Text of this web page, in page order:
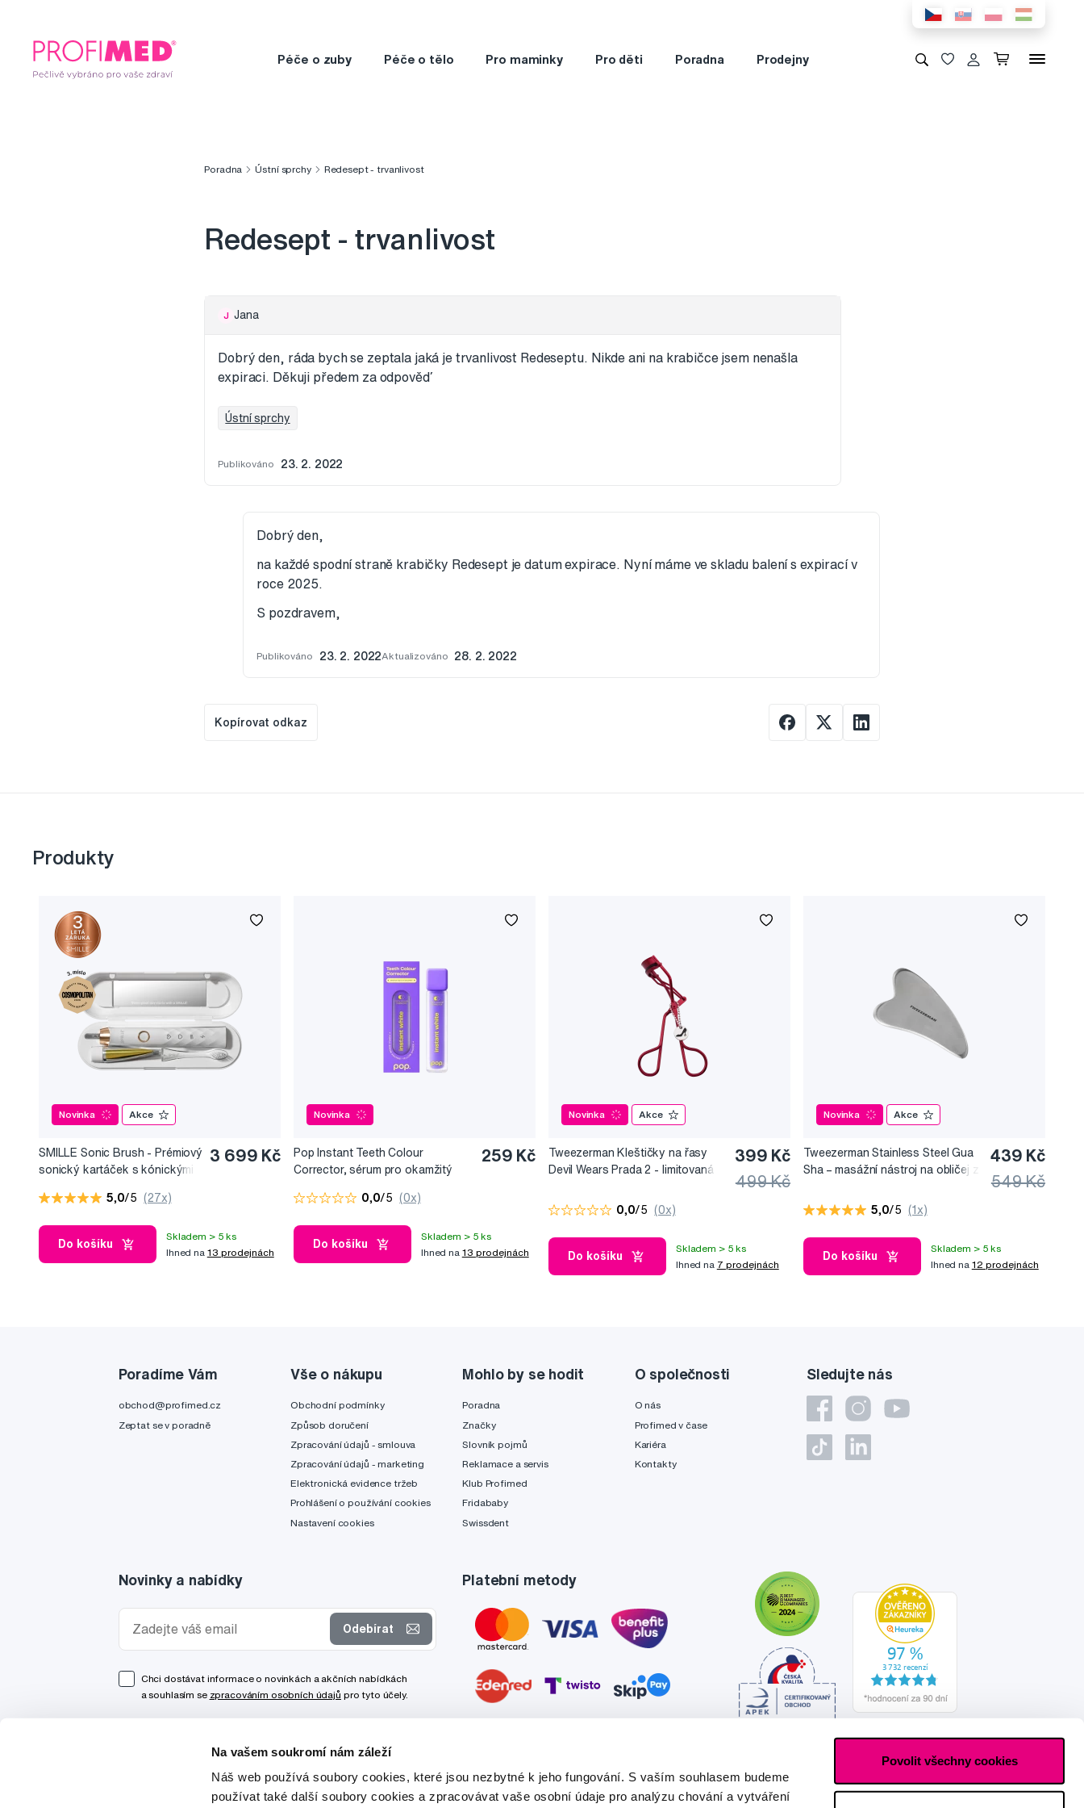
Na vašem soukromí nám záleží
Náš web používá soubory cookies, které jsou nezbytné k jeho fungování. S vaším souhlasem budeme
používat také další soubory cookies a zpracovávat vaše osobní údaje pro analýzu chování a vytváření
Povolit všechny cookies
Péče o zuby Péče o tělo Pro maminky Pro děti Poradna Prodejny
Poradna Ústní sprchy Redesept - trvanlivost
Redesept - trvanlivost
J Jana
Dobrý den, ráda bych se zeptala jaká je trvanlivost Redeseptu. Nikde ani na krabičce jsem nenašla
expiraci. Děkuji předem za odpověď
Ústní sprchy
Publikováno 23. 2. 2022
Dobrý den,
na každé spodní straně krabičky Redesept je datum expirace. Nyní máme ve skladu balení s expirací v
roce 2025.
S pozdravem,
Publikováno 23. 2. 2022Aktualizováno 28. 2. 2022
Kopírovat odkaz
Produkty
Novinka Akce
SMILLE Sonic Brush - Prémiový
sonický kartáček s kónickými
3 699 Kč
5,0/5 (27x)
Do košíku
Skladem > 5 ks
Ihned na 13 prodejnách
Novinka
Pop Instant Teeth Colour
Corrector, sérum pro okamžitý
259 Kč
0,0/5 (0x)
Do košíku
Skladem > 5 ks
Ihned na 13 prodejnách
Novinka Akce
Tweezerman Kleštičky na řasy
Devil Wears Prada 2 - limitovaná
399 Kč
499 Kč
0,0/5 (0x)
Do košíku
Skladem > 5 ks
Ihned na 7 prodejnách
Novinka Akce
Tweezerman Stainless Steel Gua
Sha –⁠⁠⁠⁠⁠⁠ masážní nástroj na obličej z
439 Kč
549 Kč
5,0/5 (1x)
Do košíku
Skladem > 5 ks
Ihned na 12 prodejnách
Sledujte nás
Poradíme Vám
obchod@profimed.cz
Zeptat se v poradně
Vše o nákupu
Obchodní podmínky
Způsob doručení
Zpracování údajů - smlouva
Zpracování údajů - marketing
Elektronická evidence tržeb
Prohlášení o používání cookies
Nastavení cookies
Mohlo by se hodit
Poradna
Značky
Slovník pojmů
Reklamace a servis
Klub Profimed
Fridababy
Swissdent
O společnosti
O nás
Profimed v čase
Kariéra
Kontakty
Novinky a nabídky
Odebírat
Chci dostávat informace o novinkách a akčních nabídkách
a souhlasím se zpracováním osobních údajů pro tyto účely.
Platební metody